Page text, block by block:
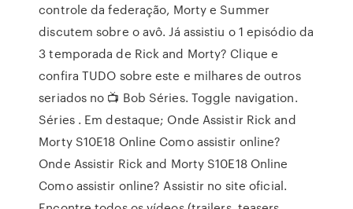
controle da federação, Morty e Summer
discutem sobre o avô. Já assistiu o 1 episódio da
3 temporada de Rick and Morty? Clique e
confira TUDO sobre este e milhares de outros
seriados no 📺 Bob Séries. Toggle navigation.
Séries . Em destaque; Onde Assistir Rick and
Morty S10E18 Online Como assistir online?
Onde Assistir Rick and Morty S10E18 Online
Como assistir online? Assistir no site oficial.